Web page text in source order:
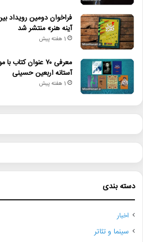
فراخوان دومین رویداد
آینه هنر» منتشر شد
1 هفته پیش
معرفی ۷۰ عنوان
آستانه اربعین حسینی
1 هفته پیش
دسته بندی
اخبار
سینما و تئاتر